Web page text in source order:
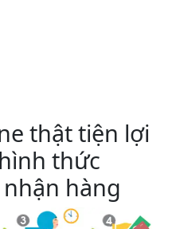
thật tiện lợi
thức
hàng